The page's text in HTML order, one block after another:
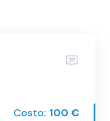
Costo: 100 €